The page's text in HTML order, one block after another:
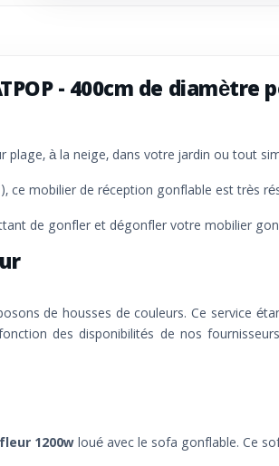
- 400cm de diamètre
à la neige, dans votre jardin ou tout
ce mobilier de réception gonflable est très
de gonfler et dégonfler votre mobilier
de housses de couleurs. Ce service
des disponibilités de nos
1200wloué avec le sofa gonflable. Ce